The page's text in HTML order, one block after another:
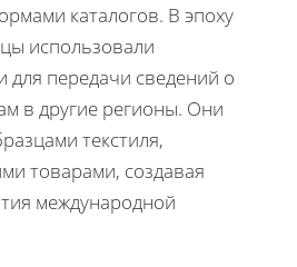
каталогов. В эпоху
использовали
для передачи сведений о
в другие регионы. Они
текстиля,
товарами, создавая
международной